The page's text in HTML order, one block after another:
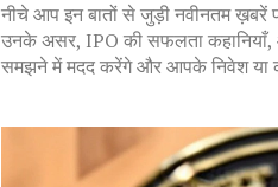
नीचे आप इन बातों से जुड़ी नवीनतम ख़बरें
उनके असर, IPO की सफलता कहानियाँ,
समझने में मदद करेंगे और आपके निवेश या